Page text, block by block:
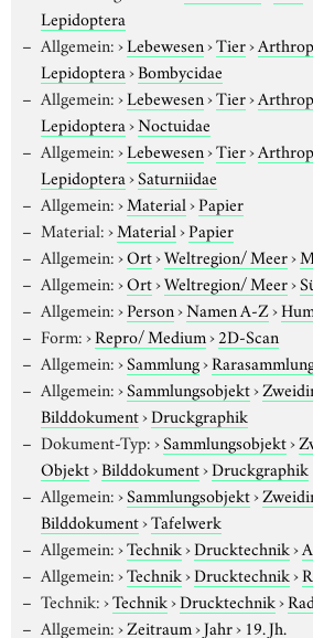
Lepidoptera
Allgemein:›Lebewesen›Tier›
Lepidoptera›Bombycidae
Allgemein:›Lebewesen›Tier›
Lepidoptera›Noctuidae
Allgemein:›Lebewesen›Tier›
Lepidoptera›Saturniidae
Allgemein:›Material›Papier
Material:›Material›Papier
Allgemein:›Ort›Weltregion/ Meer›
Allgemein:›Ort›Weltregion/ Meer›
Allgemein:›Person›Namen A-Z›
Form:›Repro/ Medium›2D-Scan
Allgemein:›Sammlung›
Allgemein:›Sammlungsobjekt›
Bilddokument›Druckgraphik
Dokument-Typ:›Sammlungsobjekt›
Objekt›Bilddokument›Druckgraphik
Allgemein:›Sammlungsobjekt›
Bilddokument›Tafelwerk
Allgemein:›Technik›Drucktechnik›
Allgemein:›Technik›Drucktechnik›
Technik:›Technik›Drucktechnik›
Allgemein:›Zeitraum›Jahr› 19. Jh.